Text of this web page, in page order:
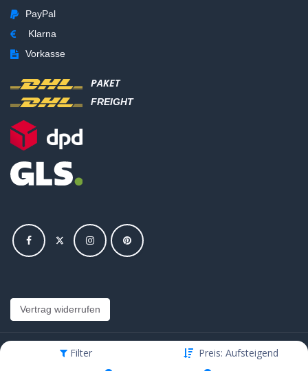
Filter Preis: Aufsteigend
PayPal
Klarna
Vorkasse
PAKET
FREIGHT
Vertrag widerrufen
Copyright © Hajus AG - Alle Rechte vorbehalten